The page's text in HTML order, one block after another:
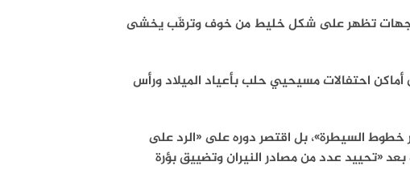
تظهر على شكل خليط من خوف وترقّب يخشى
احتفالات مسيحيي حلب بأعياد الميلاد ورأس
السيطرة»، بل اقتصر دوره على «الرد على
بعد «تحييد عدد من مصادر النيران وتضييق بؤرة